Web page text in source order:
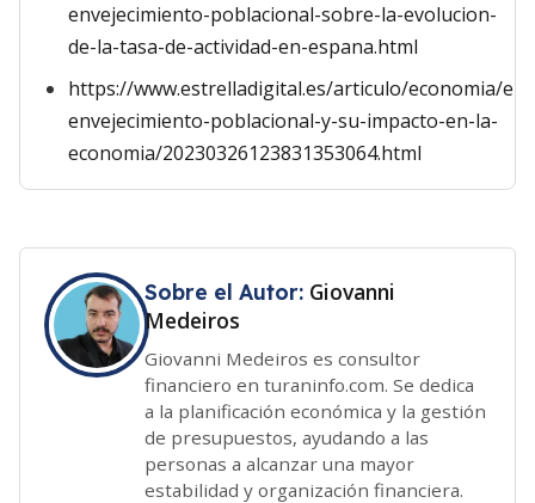
envejecimiento-poblacional-sobre-la-evolucion-
de-la-tasa-de-actividad-en-espana.html
https://www.estrelladigital.es/articulo/economia/el-
envejecimiento-poblacional-y-su-impacto-en-la-
economia/20230326123831353064.html
Sobre el Autor: Giovanni
Medeiros
Giovanni Medeiros es consultor
financiero en turaninfo.com. Se dedica
a la planificación económica y la gestión
de presupuestos, ayudando a las
personas a alcanzar una mayor
estabilidad y organización financiera.